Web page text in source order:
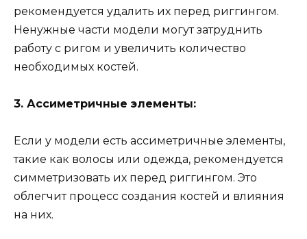
рекомендуется удалить их перед риггингом.
Ненужные части модели могут затруднить
работу с ригом и увеличить количество
необходимых костей.
3. Ассиметричные элементы:
Если у модели есть ассиметричные элементы,
такие как волосы или одежда, рекомендуется
симметризовать их перед риггингом. Это
облегчит процесс создания костей и влияния
на них.